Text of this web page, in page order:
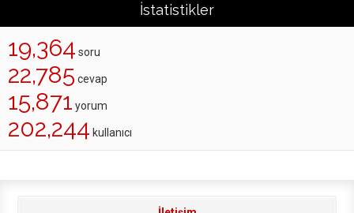
İstatistikler
19,364 soru
22,785 cevap
15,871 yorum
202,244 kullanıcı